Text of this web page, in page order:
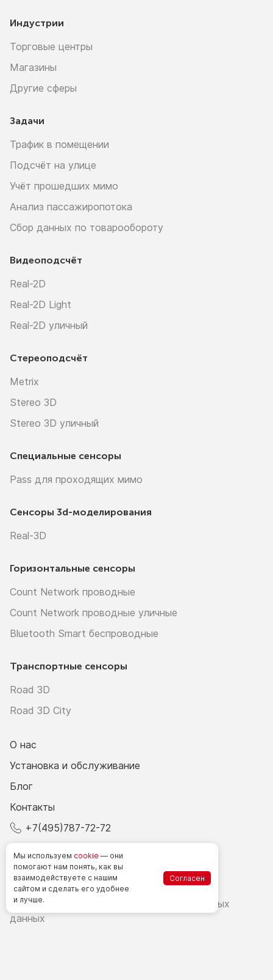
Индустрии
Торговые центры
Магазины
Другие сферы
Задачи
Трафик в помещении
Подсчёт на улице
Учёт прошедших мимо
Анализ пассажиропотока
Сбор данных по товарообороту
Видеоподсчёт
Real-2D
Real-2D Light
Real-2D уличный
Стереоподсчёт
Metrix
Stereo 3D
Stereo 3D уличный
Специальные сенсоры
Pass для проходящих мимо
Сенсоры 3d-моделирования
Real-3D
Горизонтальные сенсоры
Count Network проводные
Count Network проводные уличные
Bluetooth Smart беспроводные
Транспортные сенсоры
Road 3D
Road 3D City
О нас
Установка и обслуживание
Блог
Контакты
+7(495)787-72-72
Счетчики посетителей в РФ
Политика в области обработки персональных
данных
Мы используем cookie — они
помогают нам понять, как вы
взаимодействуете с нашим
сайтом и сделать его удобнее
и лучше.
Согласен